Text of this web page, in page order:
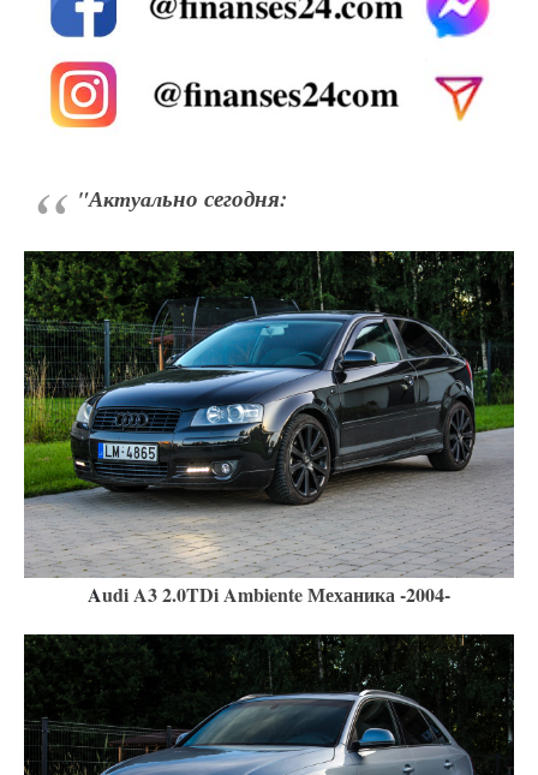
"Актуально сегодня:
Audi A3 2.0TDi Ambiente Механика -2004-